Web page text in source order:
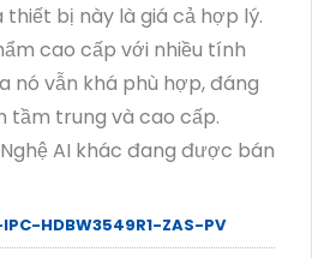
bị này là giá cả hợp lý.
cao cấp với nhiều tính
nó vẫn khá phù hợp, đáng
tầm trung và cao cấp.
AI khác đang được bán
HDBW3549R1-ZAS-PV